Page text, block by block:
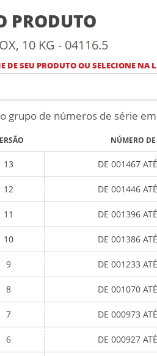
PRODUTO
10 KG - 04116.5
DE SEU PRODUTO OU SELECIONE NA
grupo de números de série
NÚMERO DE
13 DE 001467
12 DE 001446
11 DE 001396
10 DE 001386
9 DE 001233
8 DE 001070
7 DE 000973
6 DE 000927